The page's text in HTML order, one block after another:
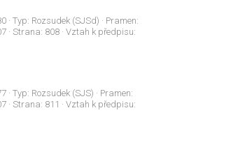
· Typ: Rozsudek (SJSd) · Pramen:
· Strana: 808· Vztah k předpisu:
· Typ: Rozsudek (SJS) · Pramen:
· Strana: 811 · Vztah k předpisu: